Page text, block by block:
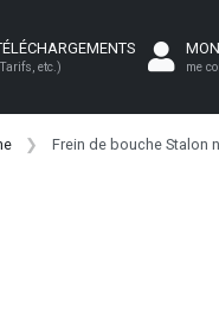
etc.) me
Frein de bouche Stalon